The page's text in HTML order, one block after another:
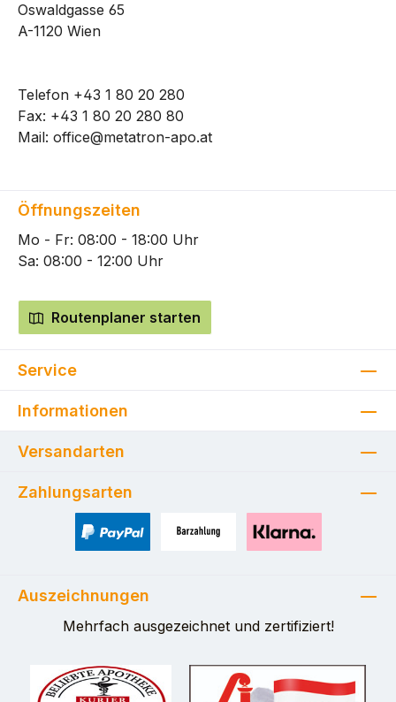
Oswaldgasse 65
A-1120 Wien
Telefon +43 1 80 20 280
Fax: +43 1 80 20 280 80
Mail: office@metatron-apo.at
Öffnungszeiten
Mo - Fr: 08:00 - 18:00 Uhr
Sa: 08:00 - 12:00 Uhr
Routenplaner starten
Service
Informationen
Versandarten
Zahlungsarten
Auszeichnungen
Mehrfach ausgezeichnet und zertifiziert!